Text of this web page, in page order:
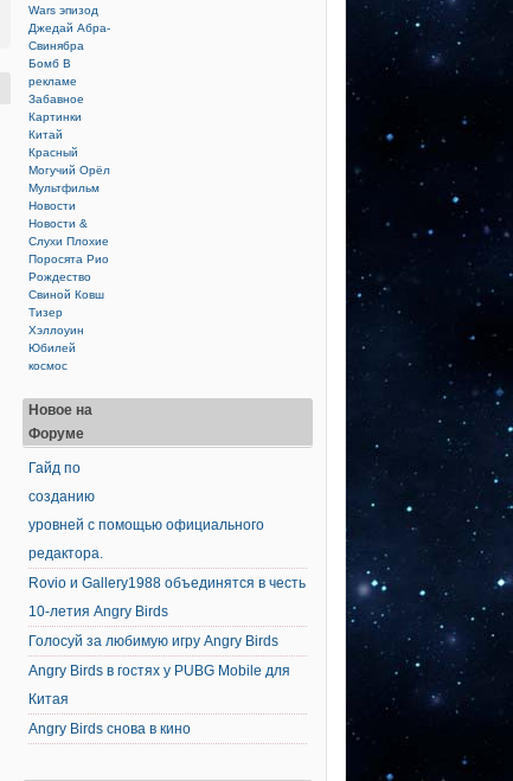
Wars эпизод
Джедай Абра-
Свинябра
Бомб В
рекламе
Забавное
Картинки
Китай
Красный
Могучий Орёл
Мультфильм
Новости
Новости &
Слухи Плохие
Поросята Рио
Рождество
Свиной Ковш
Тизер
Хэллоуин
Юбилей
космос
Новое на
Форуме
Гайд по
созданию
уровней с помощью официального
редактора.
Rovio и Gallery1988 объединятся в честь
10-летия Angry Birds
Голосуй за любимую игру Angry Birds
Angry Birds в гостях у PUBG Mobile для
Китая
Angry Birds снова в кино